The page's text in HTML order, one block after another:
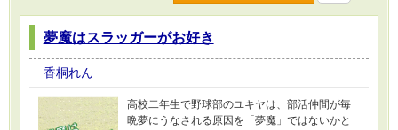
夢魔はスラッガーがお好き
香桐れん
高校二年生で野球部のユキヤは、部活仲間が毎
晩夢にうなされる原因を「夢魔」ではないかと